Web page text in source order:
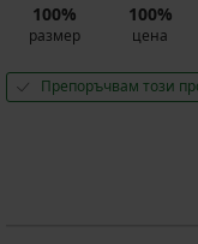
100%
размер
100%
цена
Препоръчвам този